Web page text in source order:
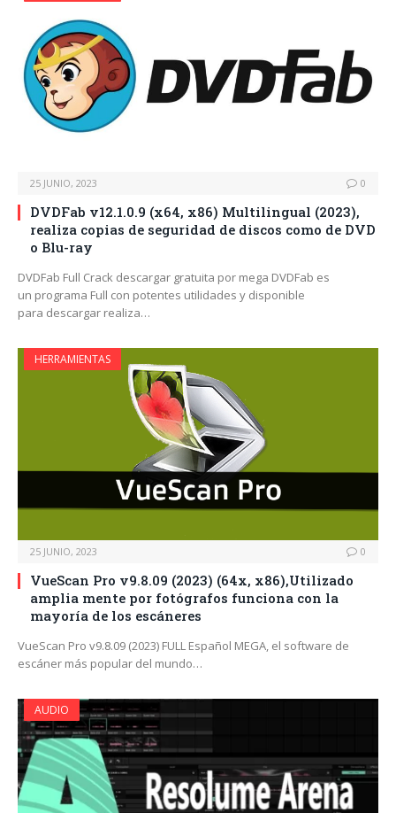
25 JUNIO, 2023 0
DVDFab v12.1.0.9 (x64, x86) Multilingual (2023),
realiza copias de seguridad de discos como de DVD
o Blu-ray
DVDFab Full Crack descargar gratuita por mega DVDFab es
un programa Full con potentes utilidades y disponible
para descargar realiza…
HERRAMIENTAS
25 JUNIO, 2023 0
VueScan Pro v9.8.09 (2023) (64x, x86),Utilizado
amplia mente por fotógrafos funciona con la
mayoría de los escáneres
VueScan Pro v9.8.09 (2023) FULL Español MEGA, el software de
escáner más popular del mundo…
AUDIO